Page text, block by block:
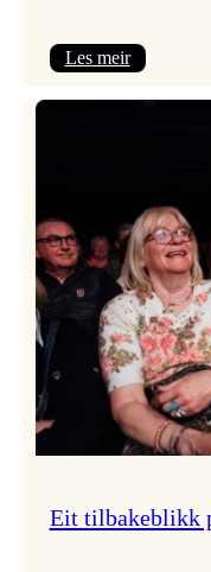
Les meir:
Eit tilbakeblikk